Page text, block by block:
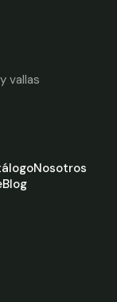
vallas
Nosotros
Blog